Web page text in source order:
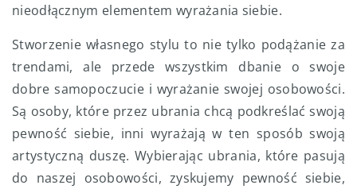
nieodłącznym elementem wyrażania siebie.
Stworzenie własnego stylu to nie tylko podążanie za
trendami, ale przede wszystkim dbanie o swoje
dobre samopoczucie i wyrażanie swojej osobowości.
Są osoby, które przez ubrania chcą podkreślać swoją
pewność siebie, inni wyrażają w ten sposób swoją
artystyczną duszę. Wybierając ubrania, które pasują
do naszej osobowości, zyskujemy pewność siebie,